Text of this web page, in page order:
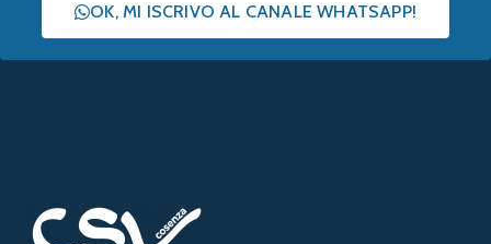
OK, MI ISCRIVO AL CANALE WHATSAPP!